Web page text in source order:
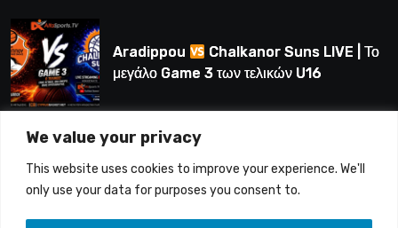
We value your privacy
This website uses cookies to improve your experience. We'll
only use your data for purposes you consent to.
Aradippou
Chalkanor Suns LIVE | Το
μεγάλο Game 3 των τελικών U16
LIVE | Ύδρα Ασφαλιστική ΕΝΑΔ vs
Άτλαντας Πάφου